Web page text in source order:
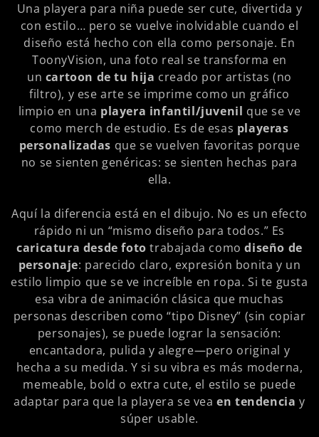
Una playera para niña puede ser cute, divertida y
con estilo… pero se vuelve inolvidable cuando el
diseño está hecho con ella como personaje. En
ToonyVision, una foto real se transforma en
un cartoon de tu hija creado por artistas (no
filtro), y ese arte se imprime como un gráfico
limpio en una playera infantil/juvenil que se ve
como merch de estudio. Es de esas playeras
personalizadas que se vuelven favoritas porque
no se sienten genéricas: se sienten hechas para
ella.
Aquí la diferencia está en el dibujo. No es un efecto
rápido ni un “mismo diseño para todos.” Es
caricatura desde foto trabajada comodiseño de
personaje: parecido claro, expresión bonita y un
estilo limpio que se ve increíble en ropa. Si te gusta
esa vibra de animación clásica que muchas
personas describen como “tipo Disney” (sin copiar
personajes), se puede lograr la sensación:
encantadora, pulida y alegre—pero original y
hecha a su medida. Y si su vibra es más moderna,
memeable, bold o extra cute, el estilo se puede
adaptar para que la playera se veaen tendencia y
súper usable.